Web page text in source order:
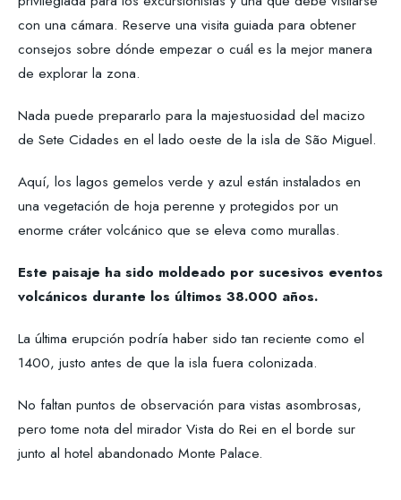
con una cámara. Reserve una visita guiada para obtener
consejos sobre dónde empezar o cuál es la mejor manera
de explorar la zona.
Nada puede prepararlo para la majestuosidad del macizo
de Sete Cidades en el lado oeste de la isla de São Miguel.
Aquí, los lagos gemelos verde y azul están instalados en
una vegetación de hoja perenne y protegidos por un
enorme cráter volcánico que se eleva como murallas.
Este paisaje ha sido moldeado por sucesivos eventos
volcánicos durante los últimos 38.000 años.
La última erupción podría haber sido tan reciente como el
1400, justo antes de que la isla fuera colonizada.
No faltan puntos de observación para vistas asombrosas,
pero tome nota del mirador Vista do Rei en el borde sur
junto al hotel abandonado Monte Palace.